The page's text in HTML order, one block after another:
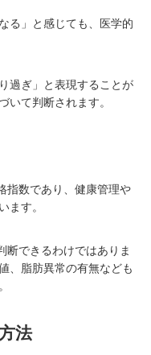
る」と感じても、医学的
過ぎ」と表現することが
いて判断されます。
指数であり、健康管理や
ます。
断できるわけではありま
、脂肪異常の有無なども
法